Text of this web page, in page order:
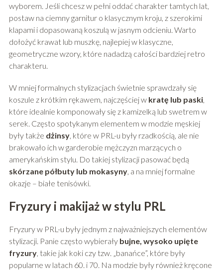
wyborem. Jeśli chcesz w pełni oddać charakter tamtych lat,
postaw na ciemny garnitur o klasycznym kroju, z szerokimi
klapami i dopasowaną koszulą w jasnym odcieniu. Warto
dołożyć krawat lub muszkę, najlepiej w klasyczne,
geometryczne wzory, które nadadzą całości bardziej retro
charakteru.
W mniej formalnych stylizacjach świetnie sprawdzały się
koszule z krótkim rękawem, najczęściej w kratę lub paski,
które idealnie komponowały się z kamizelką lub swetrem w
serek. Często spotykanym elementem w modzie męskiej
były także dżinsy, które w PRL-u były rzadkością, ale nie
brakowało ich w garderobie mężczyzn marzących o
amerykańskim stylu. Do takiej stylizacji pasować będą
skórzane półbuty lub mokasyny, a na mniej formalne
okazje – białe tenisówki.
Fryzury i makijaż w stylu PRL
Fryzury w PRL-u były jednym z najważniejszych elementów
stylizacji. Panie często wybierały bujne, wysoko upięte
fryzury, takie jak koki czy tzw. „banańce”, które były
popularne w latach 60. i 70. Na modzie były również kręcone